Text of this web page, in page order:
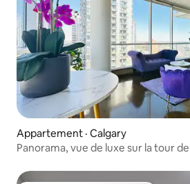
Appartement · Calgary
Panorama, vue de luxe sur la tour de